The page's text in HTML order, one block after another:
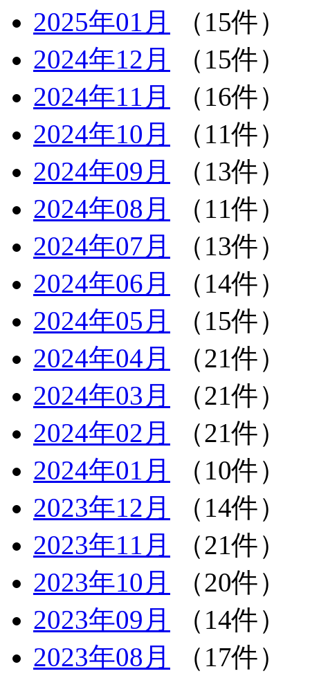
2025年01月
（15件）
2024年12月
（15件）
2024年11月
（16件）
2024年10月
（11件）
2024年09月
（13件）
2024年08月
（11件）
2024年07月
（13件）
2024年06月
（14件）
2024年05月
（15件）
2024年04月
（21件）
2024年03月
（21件）
2024年02月
（21件）
2024年01月
（10件）
2023年12月
（14件）
2023年11月
（21件）
2023年10月
（20件）
2023年09月
（14件）
2023年08月
（17件）